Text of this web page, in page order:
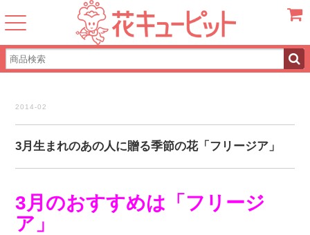
2014-02
3月生まれのあの人に贈る季節の花「フリージア」
3月のおすすめは「フリージ
ア」